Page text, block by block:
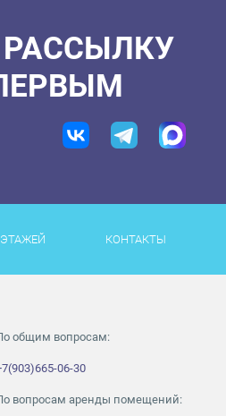
КОНТАКТЫ
общим вопросам:
06-30
вопросам аренды помещений: